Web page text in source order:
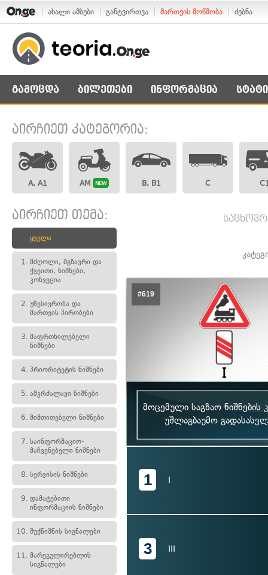
ახალი ამბები განტვირთვა მართვის მოწმობა ძებნა
გამოცდა ბილეთები ინფორმაცია
აირჩიეთ კატეგორია:
A, A1 AM NEW B, B1 C
აირჩიეთ თემა:
ყველა
1. მძღოლი, მგზავრი და
ქვეითი, ნიშნები,
კონვეცია
2. უწესივრობა და
მართვის პირობები
3. მაფრთხილებელი
ნიშნები
4. პრიორიტეტის ნიშნები
5. ამკრძალავი ნიშნები
6. მიმთითებელი ნიშნები
7. საინფორმაციო-
მაჩვენებელი ნიშნები
8. სერვისის ნიშნები
9. დამატებითი
ინფორმაციის ნიშნები
10. შუქნიშნის სიგნალები
11. მარეგულირებლის
სიგნალები
#619
მოცემული საგზაო ნიშნების
უშლაგბაუმო
1 I
3 III